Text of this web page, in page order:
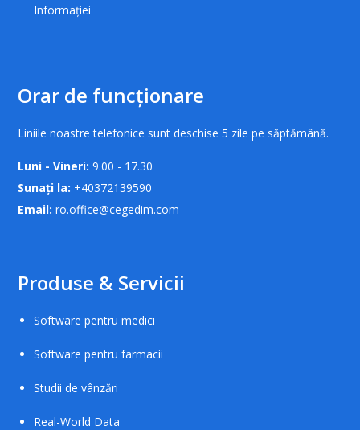
Informației
Orar de funcționare
Liniile noastre telefonice sunt deschise 5 zile pe săptămână.
Luni - Vineri: 9.00 - 17.30
Sunați la: +40372139590
Email: ro.office@cegedim.com
Produse & Servicii
Software pentru medici
Software pentru farmacii
Studii de vânzări
Real-World Data